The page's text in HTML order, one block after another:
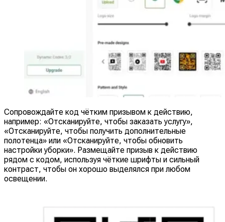
Сопровождайте код чётким призывом к действию,
например: «Отсканируйте, чтобы заказать услугу»,
«Отсканируйте, чтобы получить дополнительные
полотенца» или «Отсканируйте, чтобы обновить
настройки уборки». Размещайте призыв к действию
рядом с кодом, используя чёткие шрифты и сильный
контраст, чтобы он хорошо выделялся при любом
освещении.